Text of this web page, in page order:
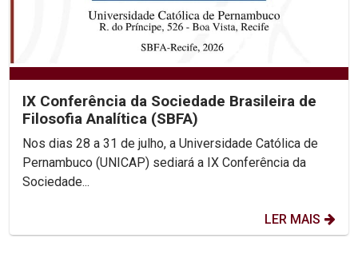
IX Conferência da Sociedade Brasileira de
Filosofia Analítica (SBFA)
Nos dias 28 a 31 de julho, a Universidade Católica de
Pernambuco (UNICAP) sediará a IX Conferência da
Sociedade...
LER MAIS